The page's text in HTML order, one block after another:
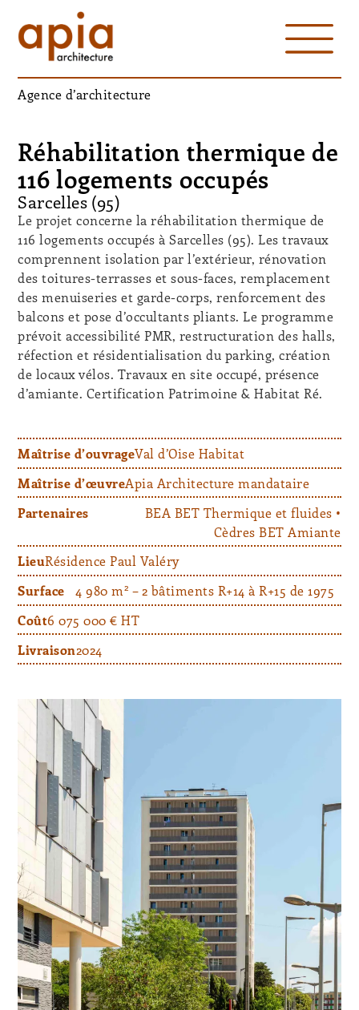
Agence d’architecture
Réhabilitation thermique de
116 logements occupés
Sarcelles (95)
Le projet concerne la réhabilitation thermique de
116 logements occupés à Sarcelles (95). Les travaux
comprennent isolation par l’extérieur, rénovation
des toitures-terrasses et sous-faces, remplacement
des menuiseries et garde-corps, renforcement des
balcons et pose d’occultants pliants. Le programme
prévoit accessibilité PMR, restructuration des halls,
réfection et résidentialisation du parking, création
de locaux vélos. Travaux en site occupé, présence
d’amiante. Certification Patrimoine & Habitat Ré.
Maîtrise d’ouvrageVal d’Oise Habitat
Maîtrise d’œuvreApia Architecture mandataire
Partenaires
BEA BET Thermique et fluides •
Cèdres BET Amiante
LieuRésidence Paul Valéry
Surface
4 980 m2 – 2 bâtiments R+14 à R+15 de 1975
Coût6 075 000 € HT
Livraison2024